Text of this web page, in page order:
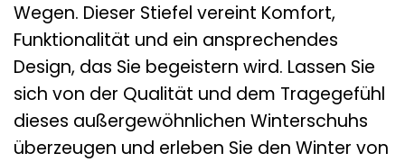
Wegen. Dieser Stiefel vereint Komfort,
Funktionalität und ein ansprechendes
Design, das Sie begeistern wird. Lassen Sie
sich von der Qualität und dem Tragegefühl
dieses außergewöhnlichen Winterschuhs
überzeugen und erleben Sie den Winter von